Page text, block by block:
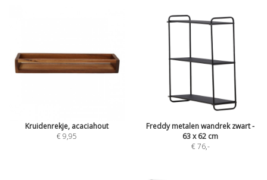
Kruidenrekje, acaciahout
€ 9,95
Freddy metalen wandrek zwart -
63 x 62 cm
€ 76,-